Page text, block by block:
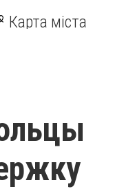
Карта міста